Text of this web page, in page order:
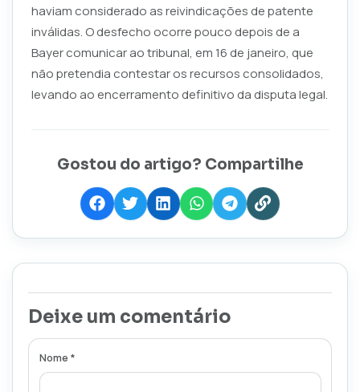
haviam considerado as reivindicações de patente
inválidas. O desfecho ocorre pouco depois de a
Bayer comunicar ao tribunal, em 16 de janeiro, que
não pretendia contestar os recursos consolidados,
levando ao encerramento definitivo da disputa legal.
Gostou do artigo? Compartilhe
Deixe um comentário
Nome *